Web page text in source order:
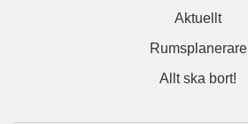
Aktuellt
Rumsplanerare
Allt ska bort!